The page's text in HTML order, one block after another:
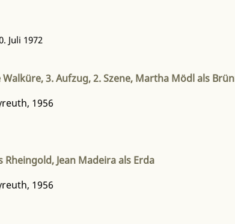
Juli 1972
Walküre, 3. Aufzug, 2. Szene, Martha Mödl als
1956
Rheingold, Jean Madeira als Erda
1956